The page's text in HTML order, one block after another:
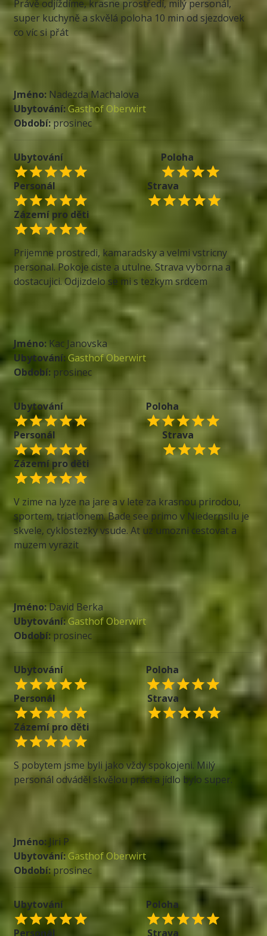
Právě odjíždíme, krasne prostředí, milý personál,
super kuchyně a skvělá poloha 10 min od sjezdovek
co víc si přát
Jméno: Nadezda Machalova
Ubytování: Gasthof Oberwirt
Období:prosinec
Ubytování Poloha
Personál Strava
Zázemí pro děti
Prijemne prostredi, kamaradsky a velmi vstricny
personal. Pokoje ciste a utulne. Strava vyborna a
dostacujici. Odjizdelo se mi s tezkym srdcem
Jméno: Kac Janovska
Ubytování: Gasthof Oberwirt
Období: prosinec
Ubytování Poloha
Personál Strava
Zázemí pro děti
V zime na lyze na jare a v lete za krasnou prirodou,
sportem, triatlonem. Bade see primo v Niedernsilu je
skvele, cyklostezky vsude. At uz umozni cestovat a
muzem vyrazit
Jméno:David Berka
Ubytování:Gasthof Oberwirt
Období: prosinec
Ubytování Poloha
Personál Strava
Zázemí pro děti
S pobytem jsme byli jako vždy spokojeni. Milý
personál odváděl skvělou práci a jídlo bylo super.
Jméno: Jiri P
Ubytování: Gasthof Oberwirt
Období:prosinec
Ubytování Poloha
Personál Strava